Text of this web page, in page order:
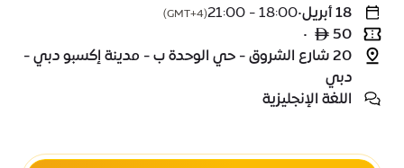
18 أبريل •
18:00 - 21:00
(GMT+4)
50 ê
•
20 شارع الشروق - حي الوحدة ب - مدينة إكسبو دبي -
دبي
اللغة الإنجليزية